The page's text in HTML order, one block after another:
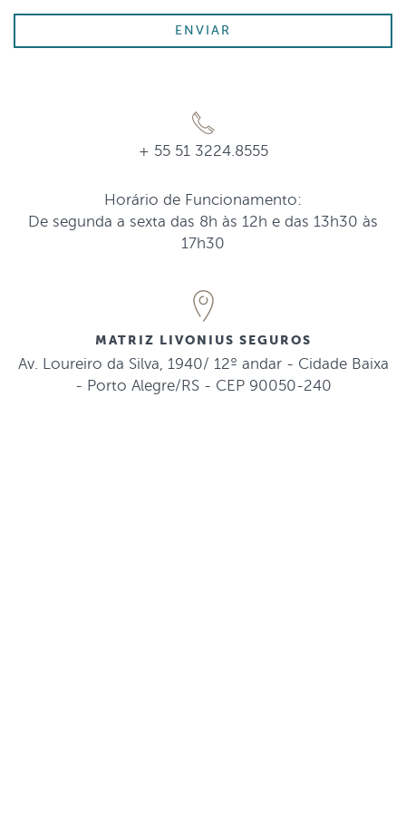
+ 55 51 3224.8555
Horário de Funcionamento:
De segunda a sexta das 8h às 12h e das 13h30 às
17h30
MATRIZ LIVONIUS SEGUROS
Av. Loureiro da Silva, 1940/ 12º andar - Cidade Baixa
- Porto Alegre/RS - CEP 90050-240